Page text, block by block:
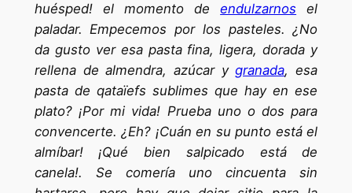
huésped! el momento deendulzarnos el
paladar. Empecemos por los pasteles. ¿No
da gusto ver esa pasta fina, ligera, dorada y
rellena de almendra, azúcar ygranada, esa
pasta de qataïefs sublimes que hay en ese
plato? ¡Por mi vida! Prueba uno o dos para
convencerte. ¿Eh? ¡Cuán en su punto está el
almíbar! ¡Qué bien salpicado está de
canela!. Se comería uno cincuenta sin